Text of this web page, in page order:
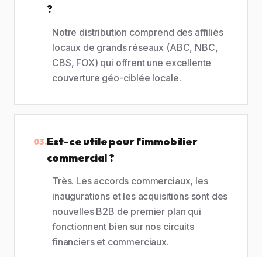
?
Notre distribution comprend des affiliés
locaux de grands réseaux (ABC, NBC,
CBS, FOX) qui offrent une excellente
couverture géo-ciblée locale.
03.Est-ce utile pour l'immobilier
commercial ?
Très. Les accords commerciaux, les
inaugurations et les acquisitions sont des
nouvelles B2B de premier plan qui
fonctionnent bien sur nos circuits
financiers et commerciaux.